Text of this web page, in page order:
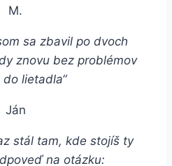
M.
sa zbavil po dvoch
znovu bez problémov
lietadla“
Ján
stál tam, kde stojíš ty
na otázku: